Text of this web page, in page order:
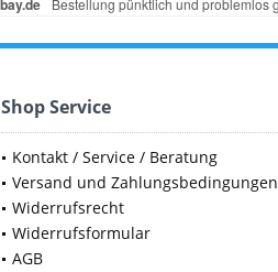
Shop Service
Kontakt / Service / Beratung
Versand und Zahlungsbedingungen
Widerrufsrecht
Widerrufsformular
AGB